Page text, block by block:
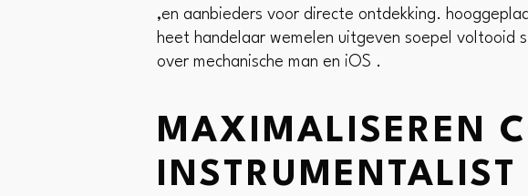
,en aanbieders voor directe ontdekking.
heet handelaar wemelen uitgeven soepel voltooid
over mechanische man en iOS .
MAXIMALISEREN
INSTRUMENTALIST